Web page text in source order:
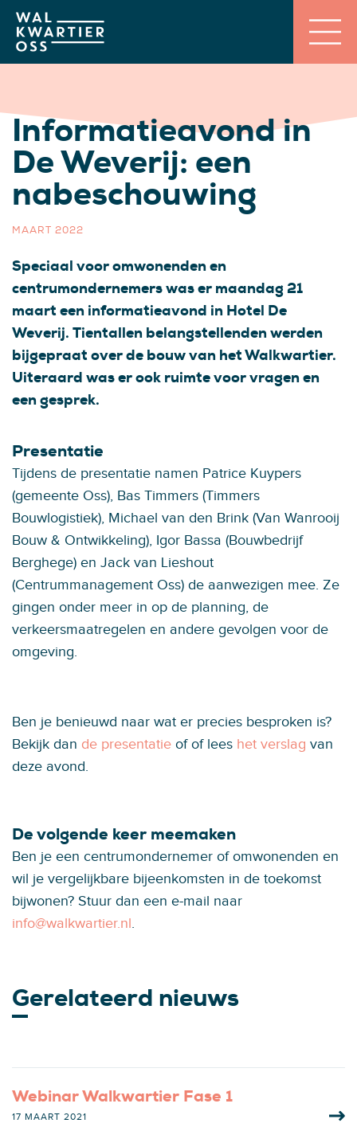
Informatieavond in
De Weverij: een
nabeschouwing
MAART 2022
Speciaal voor omwonenden en
centrumondernemers was er maandag 21
maart een informatieavond in Hotel De
Weverij. Tientallen belangstellenden werden
bijgepraat over de bouw van het Walkwartier.
Uiteraard was er ook ruimte voor vragen en
een gesprek.
Presentatie
Tijdens de presentatie namen Patrice Kuypers
(gemeente Oss), Bas Timmers (Timmers
Bouwlogistiek), Michael van den Brink (Van Wanrooij
Bouw & Ontwikkeling), Igor Bassa (Bouwbedrijf
Berghege) en Jack van Lieshout
(Centrummanagement Oss) de aanwezigen mee. Ze
gingen onder meer in op de planning, de
verkeersmaatregelen en andere gevolgen voor de
omgeving.
Ben je benieuwd naar wat er precies besproken is?
Bekijk dan de presentatie of of lees het verslag van
deze avond.
De volgende keer meemaken
Ben je een centrumondernemer of omwonenden en
wil je vergelijkbare bijeenkomsten in de toekomst
bijwonen? Stuur dan een e-mail naar
info@walkwartier.nl.
Gerelateerd nieuws
Webinar Walkwartier Fase 1
17 MAART 2021